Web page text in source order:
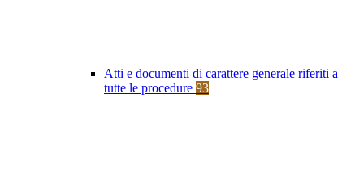
Atti e documenti di carattere generale riferiti a
tutte le procedure 93